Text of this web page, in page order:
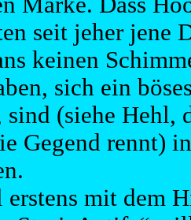
seit jeher jene
keinen
sich ein
sind (siehe Hehl,
Gegend rennt)
mit dem